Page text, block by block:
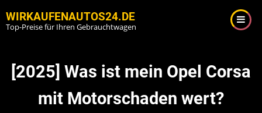
zum
WIRKAUFENAUTOS24.DE
Top-Preise für Ihren Gebrauchtwagen
[2025] Was ist mein Opel Corsa
mit Motorschaden wert?